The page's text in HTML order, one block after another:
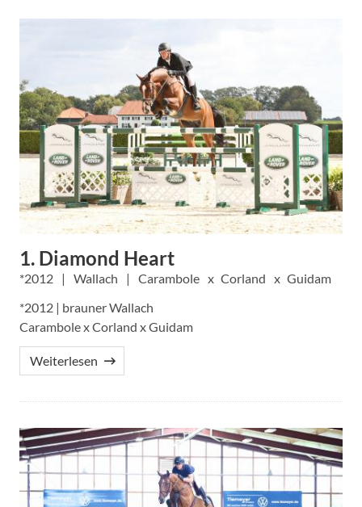
1. Diamond Heart
2012 Wallach Carambole Corland
Guidam
*2012 | brauner Wallach
Carambole x Corland x Guidam
Weiterlesen